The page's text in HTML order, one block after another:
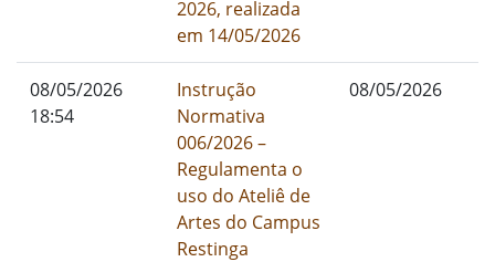
2026, realizada
em 14/05/2026
08/05/2026
18:54
Instrução
Normativa
006/2026 –
Regulamenta o
uso do Ateliê de
Artes do Campus
Restinga
08/05/2026